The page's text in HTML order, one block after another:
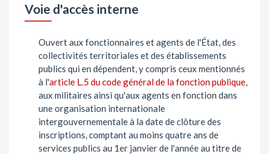
Voie d'accès interne
Ouvert aux fonctionnaires et agents de l'État, des
collectivités territoriales et des établissements
publics qui en dépendent, y compris ceux mentionnés
à l'article L.5 du code général de la fonction publique,
aux militaires ainsi qu'aux agents en fonction dans
une organisation internationale
intergouvernementale à la date de clôture des
inscriptions, comptant au moins quatre ans de
services publics au 1er janvier de l'année au titre de